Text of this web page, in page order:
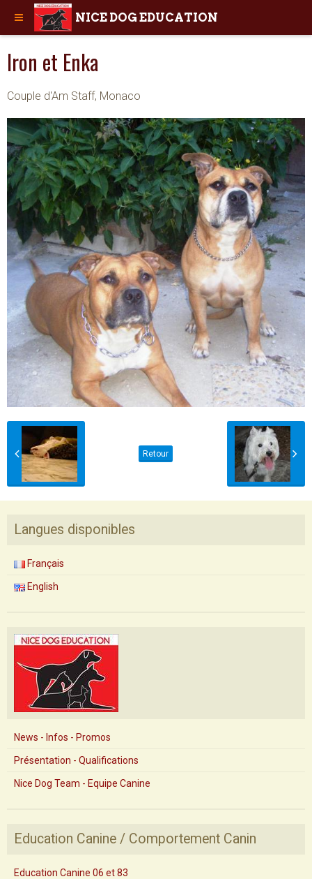
NICE DOG EDUCATION
Iron et Enka
Couple d'Am Staff, Monaco
Retour
Langues disponibles
Français
English
News - Infos - Promos
Présentation - Qualifications
Nice Dog Team - Equipe Canine
Education Canine / Comportement Canin
Education Canine 06 et 83